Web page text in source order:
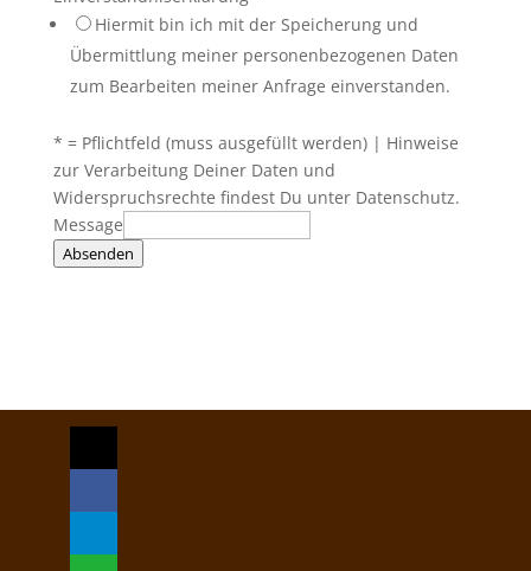
Hiermit bin ich mit der Speicherung und
Übermittlung meiner personenbezogenen Daten
zum Bearbeiten meiner Anfrage einverstanden.
* = Pflichtfeld (muss ausgefüllt werden) | Hinweise
zur Verarbeitung Deiner Daten und
Widerspruchsrechte findest Du unter Datenschutz.
Message
Absenden
mail
facebook
telegram